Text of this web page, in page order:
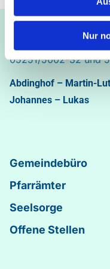
Nur
Ev.-luth.
Bastfelder Weg 30 -
05251/5002-32 und
Abdinghof – Martin-
Johannes – Lukas
Gemeindebüro
Pfarrämter
Seelsorge
Offene Stellen